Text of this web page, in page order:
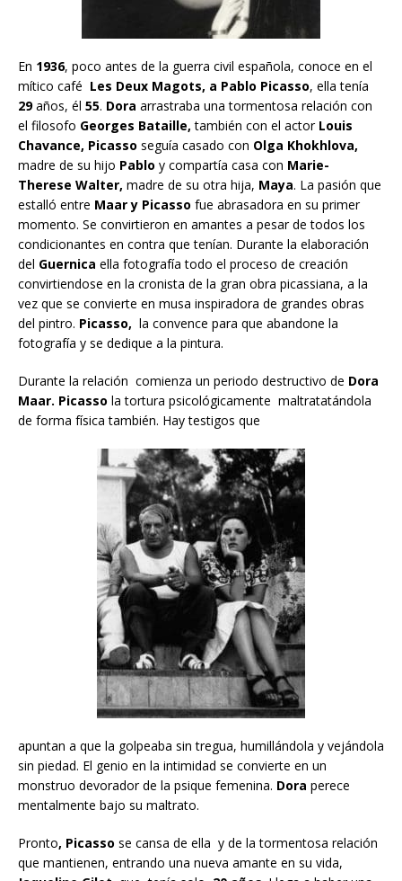
En 1936, poco antes de la guerra civil española, conoce en el
mítico café Les Deux Magots, a Pablo Picasso, ella tenía
29años, él 55. Dora arrastraba una tormentosa relación con
el filosofo Georges Bataille, también con el actor Louis
Chavance, Picasso seguía casado con Olga Khokhlova,
madre de su hijo Pablo y compartía casa con Marie-
Therese Walter, madre de su otra hija, Maya. La pasión que
estalló entre Maar y Picasso fue abrasadora en su primer
momento. Se convirtieron en amantes a pesar de todos los
condicionantes en contra que tenían. Durante la elaboración
del Guernica ella fotografía todo el proceso de creación
convirtiendose en la cronista de la gran obra picassiana, a la
vez que se convierte en musa inspiradora de grandes obras
del pintro. Picasso, la convence para que abandone la
fotografía y se dedique a la pintura.
Durante la relación comienza un periodo destructivo de Dora
Maar. Picasso la tortura psicológicamente maltratatándola
de forma física también. Hay testigos que
apuntan a que la golpeaba sin tregua, humillándola y vejándola
sin piedad. El genio en la intimidad se convierte en un
monstruo devorador de la psique femenina. Dora perece
mentalmente bajo su maltrato.
Pronto, Picasso se cansa de ella y de la tormentosa relación
que mantienen, entrando una nueva amante en su vida,